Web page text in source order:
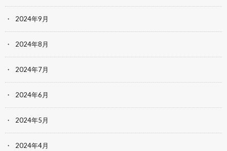
2024年9月
2024年8月
2024年7月
2024年6月
2024年5月
2024年4月